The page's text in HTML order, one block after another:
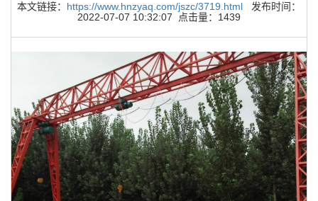
本文链接： https://www.hnzyaq.com/jszc/3719.html 发布时间：
2022-07-07 10:32:07 点击量：1439